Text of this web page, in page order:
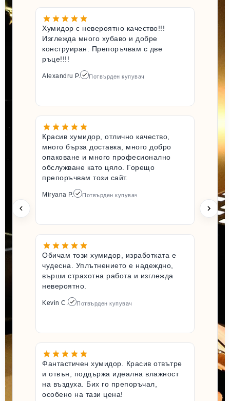
Хумидор с невероятно качество!!!
Изглежда много хубаво и добре
конструиран. Препоръчвам с две
ръце!!!!
Alexandru P. Потвърден купувач
Красив хумидор, отлично качество,
много бърза доставка, много добро
опаковане и много професионално
обслужване като цяло. Горещо
препоръчвам този сайт.
Miryana P. Потвърден купувач
Обичам този хумидор, изработката е
чудесна. Уплътнението е надеждно,
върши страхотна работа и изглежда
невероятно.
Kevin C. Потвърден купувач
Фантастичен хумидор. Красив отвътре
и отвън, поддържа идеална влажност
на въздуха. Бих го препоръчал,
особено на тази цена!